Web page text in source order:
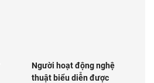
Người hoạt động nghệ
thuật biểu diễn được